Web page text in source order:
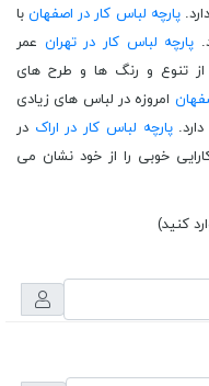
پارچه لباس کار در اصفهانبا
پارچه لباس کار در تهران عمر
تنوع و رنگ ها و طرح های
امروزه در لباس های زیادی
دارد.پارچه لباس کار در اراک در
خوبی را از خود نشان می
کنید)